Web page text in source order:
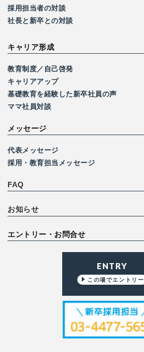
採用担当者の対談
社長と新卒との対談
キャリア形成
教育制度／自己啓発
キャリアアップ
基礎教育を経験した新卒社員の声
ママ社員対談
メッセージ
代表メッセージ
採用・教育担当メッセージ
FAQ
お知らせ
エントリー・お問合せ
ENTRY
この場でエントリー